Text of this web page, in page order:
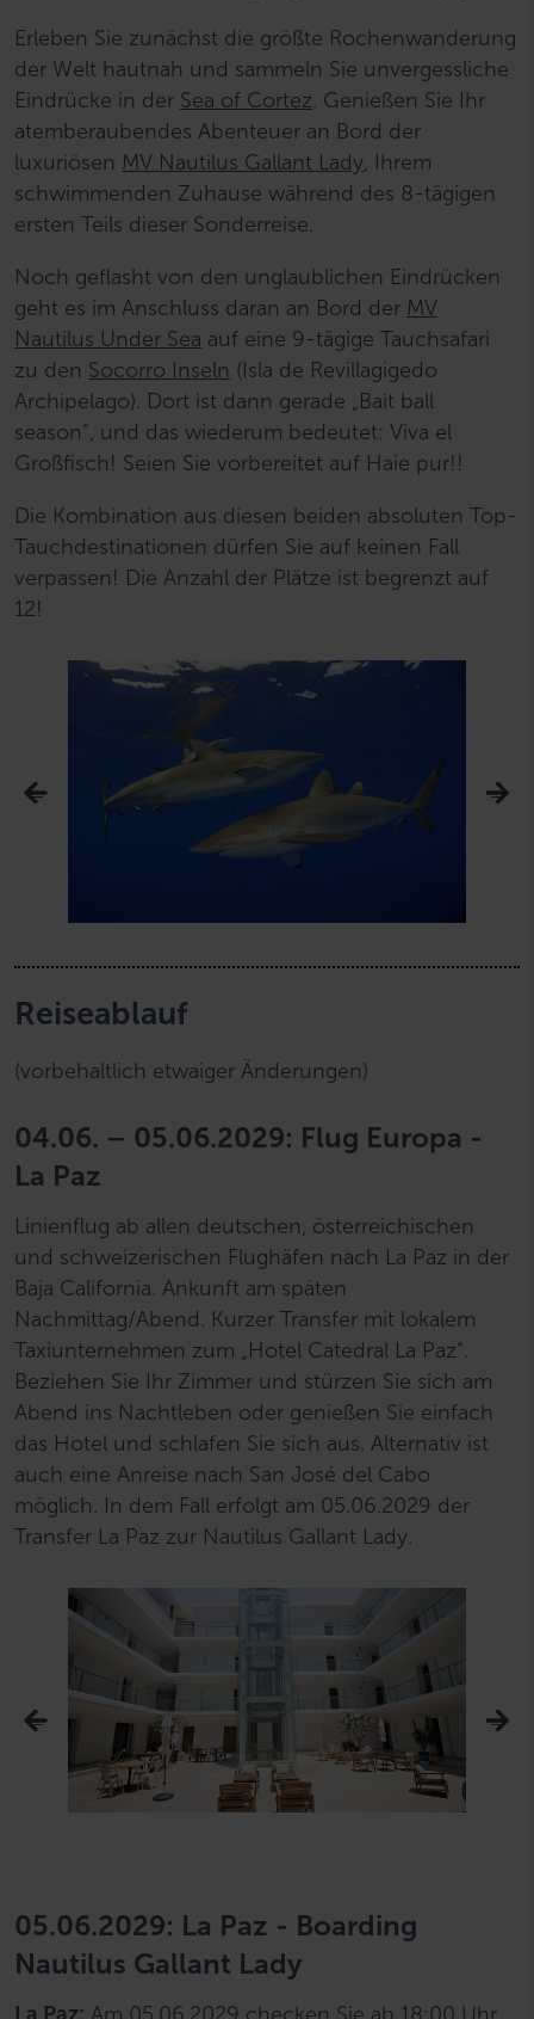
Erleben Sie zunächst die größte Rochenwanderung
der Welt hautnah und sammeln Sie unvergessliche
Eindrücke in der Sea of Cortez. Genießen Sie Ihr
atemberaubendes Abenteuer an Bord der
luxuriösen MV Nautilus Gallant Lady, Ihrem
schwimmenden Zuhause während des 8-tägigen
ersten Teils dieser Sonderreise.
Noch geflasht von den unglaublichen Eindrücken
geht es im Anschluss daran an Bord der MV
Nautilus Under Sea auf eine 9-tägige Tauchsafari
zu den Socorro Inseln (Isla de Revillagigedo
Archipelago). Dort ist dann gerade „Bait ball
season“, und das wiederum bedeutet: Viva el
Großfisch! Seien Sie vorbereitet auf Haie pur!!
Die Kombination aus diesen beiden absoluten Top-
Tauchdestinationen dürfen Sie auf keinen Fall
verpassen! Die Anzahl der Plätze ist begrenzt auf
12!
Reiseablauf
(vorbehaltlich etwaiger Änderungen)
04.06. – 05.06.2029: Flug Europa -
La Paz
Linienflug ab allen deutschen, österreichischen
und schweizerischen Flughäfen nach La Paz in der
Baja California. Ankunft am späten
Nachmittag/Abend. Kurzer Transfer mit lokalem
Taxiunternehmen zum „Hotel Catedral La Paz“.
Beziehen Sie Ihr Zimmer und stürzen Sie sich am
Abend ins Nachtleben oder genießen Sie einfach
das Hotel und schlafen Sie sich aus. Alternativ ist
auch eine Anreise nach San José del Cabo
möglich. In dem Fall erfolgt am 05.06.2029 der
Transfer La Paz zur Nautilus Gallant Lady.
05.06.2029: La Paz - Boarding
Nautilus Gallant Lady